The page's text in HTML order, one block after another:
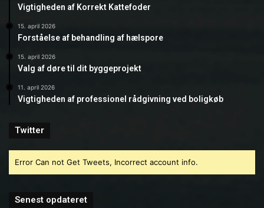
Vigtigheden af Korrekt Kattefoder
15. april 2026
Forståelse af behandling af hælspore
15. april 2026
Valg af døre til dit byggeprojekt
11. april 2026
Vigtigheden af professionel rådgivning ved boligkøb
Twitter
Error Can not Get Tweets, Incorrect account info.
Senest opdateret